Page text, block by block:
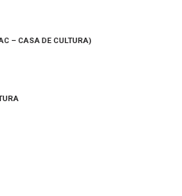
– CASA DE CULTURA)